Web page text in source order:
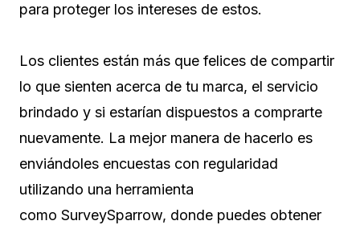
para proteger los intereses de estos.
Los clientes están más que felices de compartir
lo que sienten acerca de tu marca, el servicio
brindado y si estarían dispuestos a comprarte
nuevamente. La mejor manera de hacerlo es
enviándoles encuestas con regularidad
utilizando una herramienta
como SurveySparrow, donde puedes obtener